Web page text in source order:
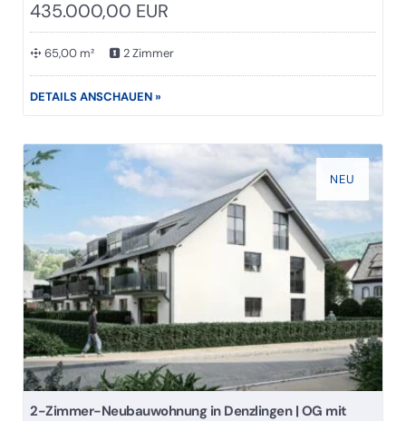
435.000,00 EUR
65,00 m² 2 Zimmer
DETAILS ANSCHAUEN »
NEU
2-Zimmer-Neubauwohnung in Denzlingen | OG mit